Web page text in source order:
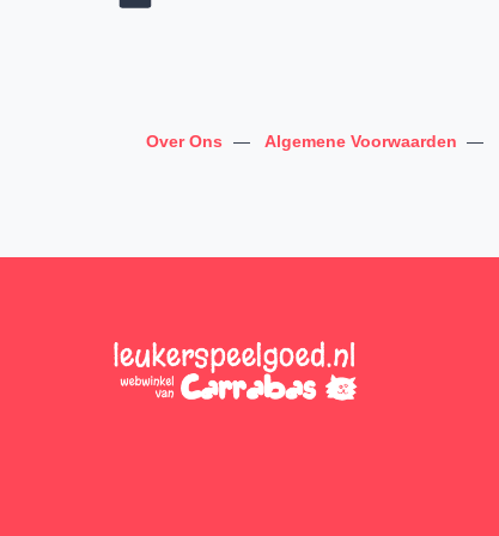
Over Ons — Algemene Voorwaarden —